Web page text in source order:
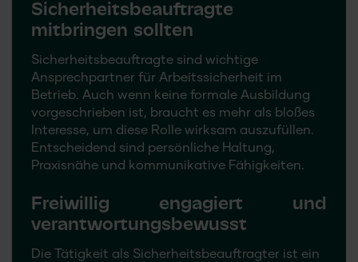
Sicherheitsbeauftragte
mitbringen sollten
Sicherheitsbeauftragte sind wichtige
Ansprechpartner für Arbeitssicherheit im
Betrieb. Auch wenn keine formale Ausbildung
vorgeschrieben ist, braucht es mehr als bloßes
Interesse, um diese Rolle wirksam auszufüllen.
Entscheidend sind persönliche Haltung,
Praxisnähe und kommunikative Fähigkeiten.
Freiwillig engagiert und
verantwortungsbewusst
Die Tätigkeit als Sicherheitsbeauftragter ist ein